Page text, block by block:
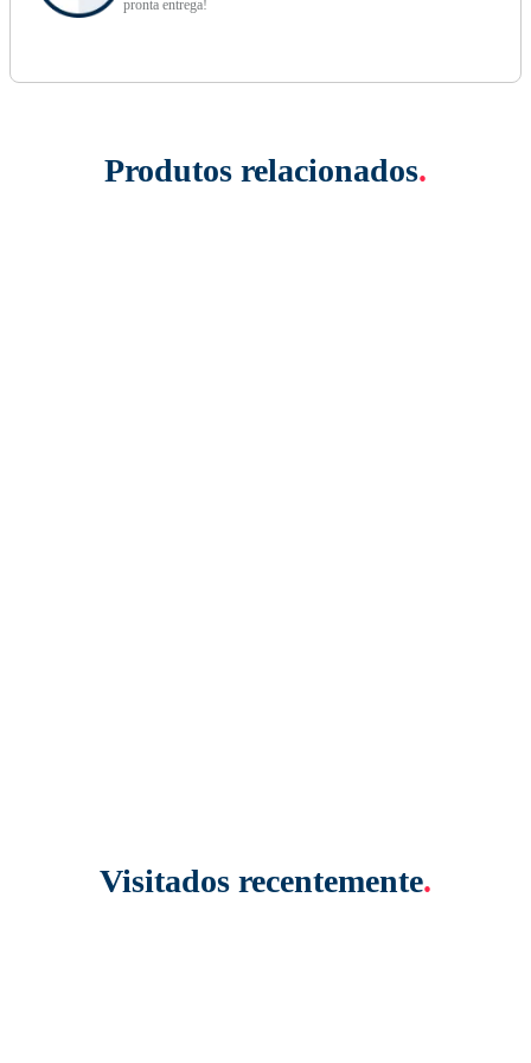
pronta entrega!
Produtos relacionados.
Visitados recentemente.